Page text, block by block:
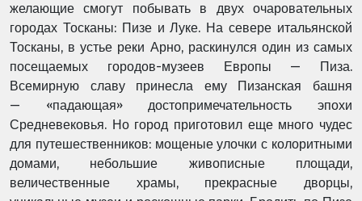
желающие смогут побывать в двух очаровательных
городах Тосканы: Пизе и Луке. На севере итальянской
Тосканы, в устье реки Арно, раскинулся один из самых
посещаемых городов-музеев Европы — Пиза.
Всемирную славу принесла ему Пизанская башня
— «падающая» достопримечательность эпохи
Средневековья. Но город приготовил еще много чудес
для путешественников: мощеные улочки с колоритными
домами, небольшие живописные площади,
величественные храмы, прекрасные дворцы,